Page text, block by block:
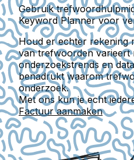
Gebruik
Keyword Planner voor
Houd er echter rekening
van trefwoorden varieert
onderzoekstrends en
benadrukt waarom
onderzoek.
Met ons kun je echt
Factuur aanmaken